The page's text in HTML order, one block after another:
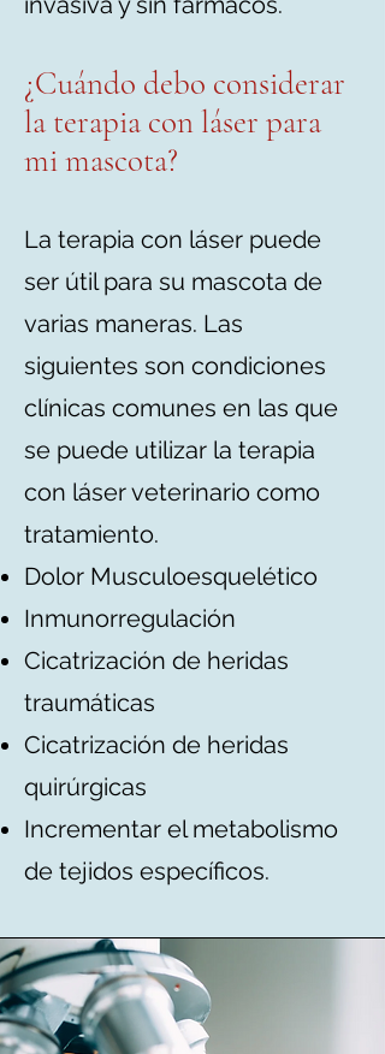
¿Cuándo debo considerar
la terapia con láser para
mi mascota?
La terapia con láser puede
ser útil para su mascota de
varias maneras. Las
siguientes son condiciones
clínicas comunes en las que
se puede utilizar la terapia
con láser veterinario como
tratamiento.
Dolor Musculoesquelético
Inmunorregulación
Cicatrización de heridas
traumáticas
Cicatrización de heridas
quirúrgicas
Incrementar el metabolismo
de tejidos específicos.